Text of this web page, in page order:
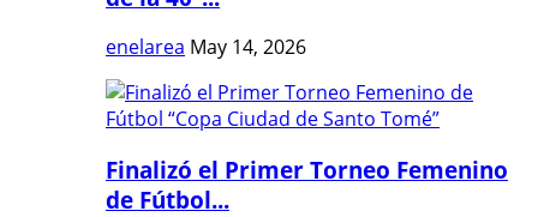
enelarea May 14, 2026
Finalizó el Primer Torneo Femenino
de Fútbol...